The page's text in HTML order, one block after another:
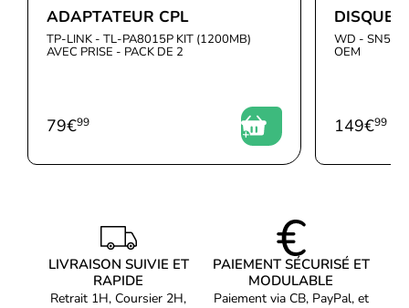
ADAPTATEUR CPL
TP-LINK - TL-PA8015P KIT (1200MB)
AVEC PRISE - PACK DE 2
79€99
DISQUE
WD -
OEM
149€99
LIVRAISON SUIVIE ET
RAPIDE
Retrait 1H, Coursier 2H,
PAIEMENT SÉCURISÉ ET
MODULABLE
Paiement via CB, PayPal, et